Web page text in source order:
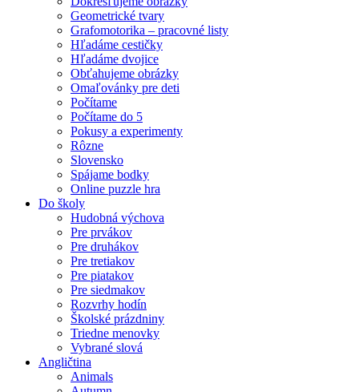
Geometrické tvary
Grafomotorika – pracovné listy
Hľadáme cestičky
Hľadáme dvojice
Obťahujeme obrázky
Omaľovánky pre deti
Počítame
Počítame do 5
Pokusy a experimenty
Rôzne
Slovensko
Spájame bodky
Online puzzle hra
Do školy
Hudobná výchova
Pre prvákov
Pre druhákov
Pre tretiakov
Pre piatakov
Pre siedmakov
Rozvrhy hodín
Školské prázdniny
Triedne menovky
Vybrané slová
Angličtina
Animals